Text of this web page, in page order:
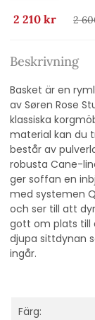
2 210 kr 2
Beskrivning
Basket är en
av Søren Rose
klassiska
material kan du
består av
robusta Cane-
ger soffan en
med systemen
och ser till att
gott om plats till
djupa sittdynan
ingår.
Färg: